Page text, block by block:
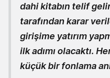
dahi kitabın telif
tarafından karar
girişime yatırım
ilk adımı olacaktı.
küçük bir fonlama